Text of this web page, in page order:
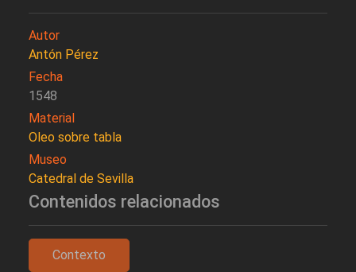
Autor
Antón Pérez
Fecha
1548
Material
Oleo sobre tabla
Museo
Catedral de Sevilla
Contenidos relacionados
Contexto